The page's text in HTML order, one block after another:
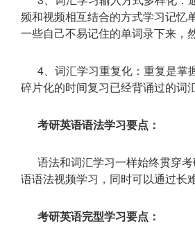
频和视频相互结合的方式学习记忆
一些自己不易记住的单词录下来，
4、词汇学习重复化：重复是掌
碎片化的时间复习已经背诵过的词汇
考研英语语法学习要点：
语法和词汇学习一样始终贯穿
语语法视频学习，同时可以通过长
考研英语完型学习要点：